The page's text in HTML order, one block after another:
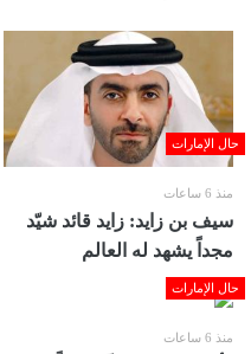
حال الإمارات
منذ 6 ساعات
سيف بن زايد: زايد قائد شيّد
مجداً يشهد له العالم
حال الإمارات
منذ 6 ساعات